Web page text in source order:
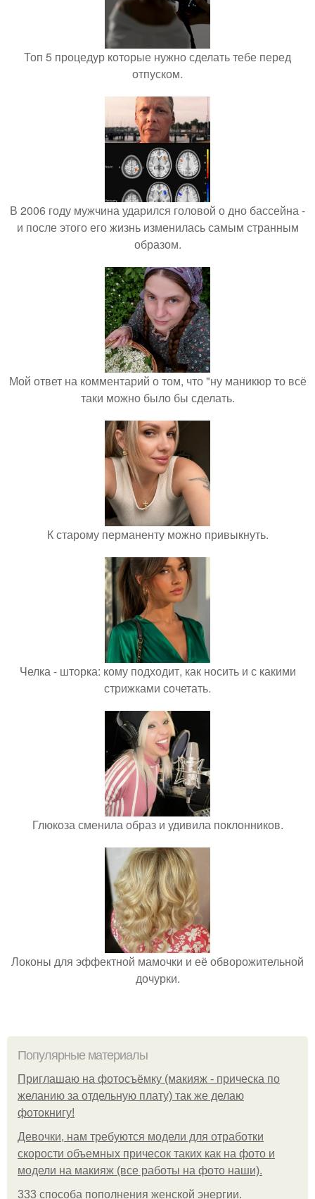
Топ 5 процедур которые нужно сделать тебе перед
отпуском.
В 2006 году мужчина ударился головой о дно бассейна -
и после этого его жизнь изменилась самым странным
образом.
Мой ответ на комментарий о том, что "ну маникюр то всё
таки можно было бы сделать.
К старому перманенту можно привыкнуть.
Челка - шторка: кому подходит, как носить и с какими
стрижками сочетать.
Глюкоза сменила образ и удивила поклонников.
Локоны для эффектной мамочки и её обворожительной
дочурки.
Популярные материалы
Приглашаю на фотосъёмку (макияж - прическа по
желанию за отдельную плату) так же делаю
фотокнигу!
Девочки, нам требуются модели для отработки
скорости объемных причесок таких как на фото и
модели на макияж (все работы на фото наши).
333 способа пополнения женской энергии.